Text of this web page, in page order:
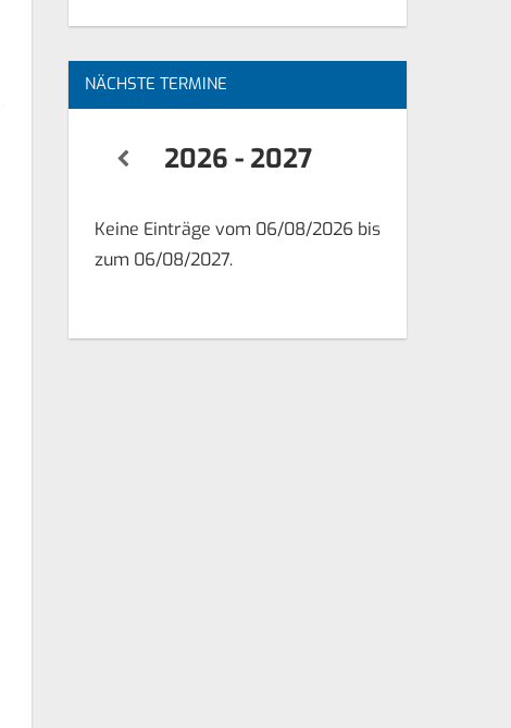
NÄCHSTE TERMINE
2026 - 2027
Keine Einträge vom 06/08/2026 bis
zum 06/08/2027.